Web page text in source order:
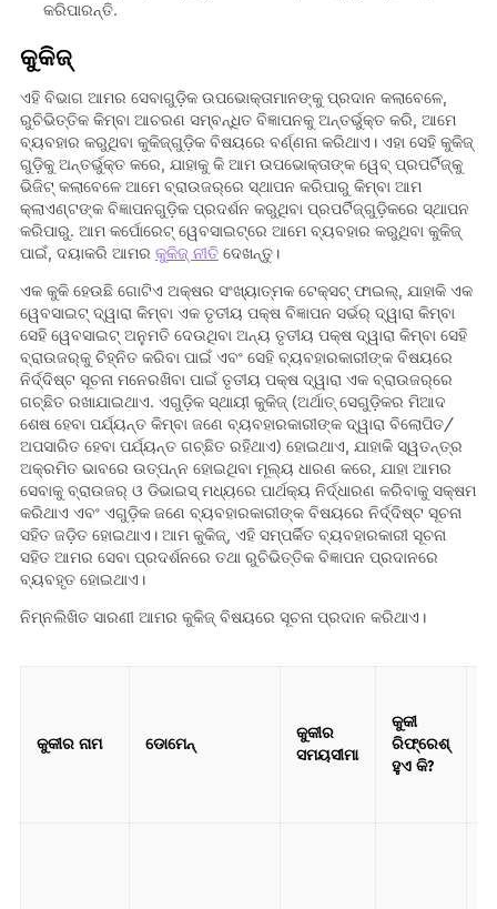
କରିପାରନ୍ତି.
କୁକିଜ୍
ଏହି ବିଭାଗ ଆମର ସେବାଗୁଡ଼ିକ ଉପଭୋକ୍ତାମାନଙ୍କୁ ପ୍ରଦାନ କଲାବେଳେ,
ରୁଚିଭିତ୍ତିକ କିମ୍ବା ଆଚରଣ ସମ୍ବନ୍ଧିତ ବିଜ୍ଞାପନକୁ ଅନ୍ତର୍ଭୁକ୍ତ କରି, ଆମେ
ବ୍ୟବହାର କରୁଥିବା କୁକିଜ୍​ଗୁଡ଼ିକ ବିଷୟରେ ବର୍ଣ୍ଣନା କରିଥାଏ। ଏହା ସେହି କୁକିଜ୍​
ଗୁଡ଼ିକୁ ଅନ୍ତର୍ଭୁକ୍ତ କରେ, ଯାହାକୁ କି ଆମ ଉପଭୋକ୍ତାଙ୍କ ୱେବ୍ ପ୍ରପର୍ଟିଜ୍‌କୁ
ଭିଜିଟ୍ କଲାବେଳେ ଆମେ ବ୍ରାଉଜର୍​ରେ ସ୍ଥାପନ କରିପାରୁ କିମ୍ବା ଆମ
କ୍ଲାଏଣ୍ଟଙ୍କ ବିଜ୍ଞାପନଗୁଡ଼ିକ ପ୍ରଦର୍ଶନ କରୁଥିବା ପ୍ରପର୍ଟିଜ୍‌ଗୁଡ଼ିକରେ ସ୍ଥାପନ
କରିପାରୁ. ଆମ କର୍ପୋରେଟ୍ ୱେବସାଇଟ୍‌ରେ ଆମେ ବ୍ୟବହାର କରୁଥିବା କୁକିଜ୍
ପାଇଁ, ଦୟାକରି ଆମର କୁକିଜ୍ ନୀତିଦେଖନ୍ତୁ।
ଏକ କୁକି ହେଉଛି ଗୋଟିଏ ଅକ୍ଷର ସଂଖ୍ୟାତ୍ମକ ଟେକ୍ସଟ୍ ଫାଇଲ୍, ଯାହାକି ଏକ
ୱେବସାଇଟ୍ ଦ୍ୱାରା କିମ୍ବା ଏକ ତୃତୀୟ ପକ୍ଷ ବିଜ୍ଞାପନ ସର୍ଭର୍ ଦ୍ୱାରା କିମ୍ବା
ସେହି ୱେବସାଇଟ୍ ଅନୁମତି ଦେଉଥିବା ଅନ୍ୟ ତୃତୀୟ ପକ୍ଷ ଦ୍ୱାରା କିମ୍ବା ସେହି
ବ୍ରାଉଜର୍​କୁ ଚିହ୍ନିତ କରିବା ପାଇଁ ଏବଂ ସେହି ବ୍ୟବହାରକାରୀଙ୍କ ବିଷୟରେ
ନିର୍ଦ୍ଦିଷ୍ଟ ସୂଚନା ମନେରଖିବା ପାଇଁ ତୃତୀୟ ପକ୍ଷ ଦ୍ୱାରା ଏକ ବ୍ରାଉଜର୍​ରେ
ଗଚ୍ଛିତ ରଖାଯାଇଥାଏ. ଏଗୁଡ଼ିକ ସ୍ଥାୟୀ କୁକିଜ୍ (ଅର୍ଥାତ୍ ସେଗୁଡ଼ିକର ମିଆଦ
ଶେଷ ହେବା ପର୍ଯ୍ୟନ୍ତ କିମ୍ବା ଜଣେ ବ୍ୟବହାରକାରୀଙ୍କ ଦ୍ୱାରା ବିଲୋପିତ/
ଅପସାରିତ ହେବା ପର୍ଯ୍ୟନ୍ତ ଗଚ୍ଛିତ ରହିଥାଏ) ହୋଇଥାଏ, ଯାହାକି ସ୍ୱତନ୍ତ୍ର
ଅକ୍ରମିତ ଭାବରେ ଉତ୍ପନ୍ନ ହୋଇଥିବା ମୂଲ୍ୟ ଧାରଣ କରେ, ଯାହା ଆମର
ସେବାକୁ ବ୍ରାଉଜର୍​ ଓ ଡିଭାଇସ୍ ମଧ୍ୟରେ ପାର୍ଥକ୍ୟ ନିର୍ଦ୍ଧାରଣ କରିବାକୁ ସକ୍ଷମ
କରିଥାଏ ଏବଂ ଏଗୁଡ଼ିକ ଜଣେ ବ୍ୟବହାରକାରୀଙ୍କ ବିଷୟରେ ନିର୍ଦ୍ଦିଷ୍ଟ ସୂଚନା
ସହିତ ଜଡ଼ିତ ହୋଇଥାଏ। ଆମ କୁକିଜ୍, ଏହି ସମ୍ପର୍କିତ ବ୍ୟବହାରକାରୀ ସୂଚନା
ସହିତ ଆମର ସେବା ପ୍ରଦର୍ଶନରେ ତଥା ରୁଚିଭିତ୍ତିକ ବିଜ୍ଞାପନ ପ୍ରଦାନରେ
ବ୍ୟବହୃତ ହୋଇଥାଏ।
ନିମ୍ନଲିଖିତ ସାରଣୀ ଆମର କୁକିଜ୍ ବିଷୟରେ ସୂଚନା ପ୍ରଦାନ କରିଥାଏ।
କୁକୀର ନାମ ଡୋମେନ୍
କୁକୀର
ସମୟସୀମା
କୁକୀ
ରିଫ୍ରେଶ୍
ହୁଏ କି?